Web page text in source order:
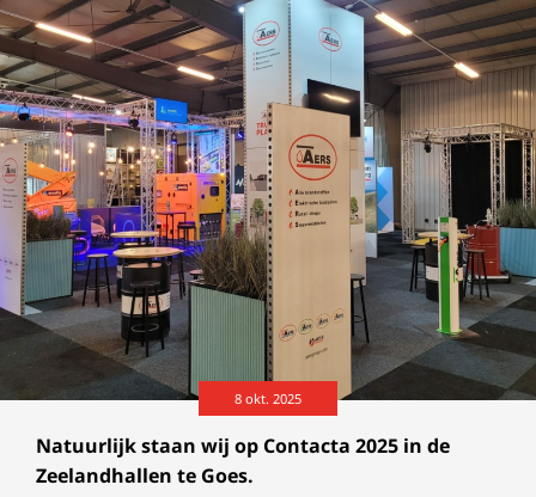
Natuurlijk staan wij op Contacta 2025 in de
Zeelandhallen te Goes.
8 okt. 2025